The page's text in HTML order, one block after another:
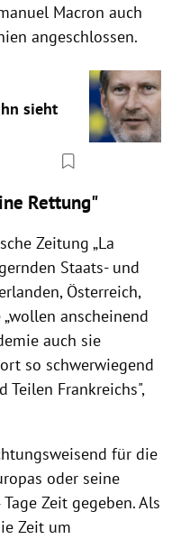
Macron auch
angeschlossen.
sieht
Rettung"
Zeitung „La
Staats- und
, Österreich,
wollen anscheinend
auch sie
so schwerwiegend
Teilen Frankreichs",
für die
oder seine
Zeit gegeben. Als
Zeit um